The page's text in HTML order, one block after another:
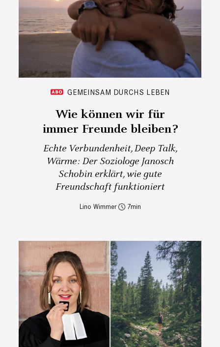
GEMEINSAM DURCHS LEBEN
Wie können wir für
immer Freunde bleiben?
Echte Verbundenheit, Deep Talk,
Wärme: Der Soziologe Janosch
Schobin erklärt, wie gute
Freundschaft funktioniert
Lino Wimmer 7